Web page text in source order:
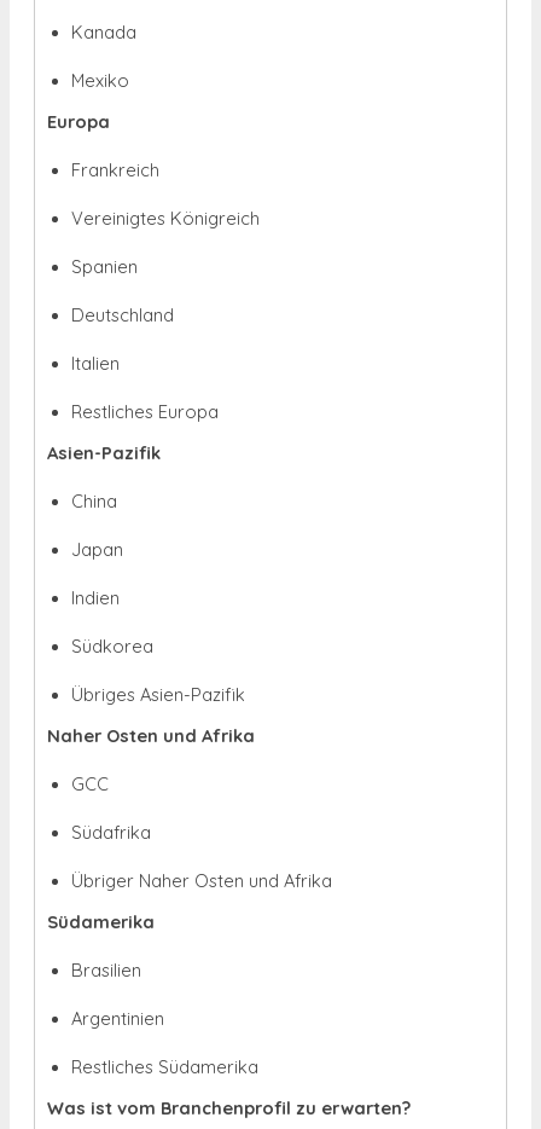
Kanada
Mexiko
Europa
Frankreich
Vereinigtes Königreich
Spanien
Deutschland
Italien
Restliches Europa
Asien-Pazifik
China
Japan
Indien
Südkorea
Übriges Asien-Pazifik
Naher Osten und Afrika
GCC
Südafrika
Übriger Naher Osten und Afrika
Südamerika
Brasilien
Argentinien
Restliches Südamerika
Was ist vom Branchenprofil zu erwarten?